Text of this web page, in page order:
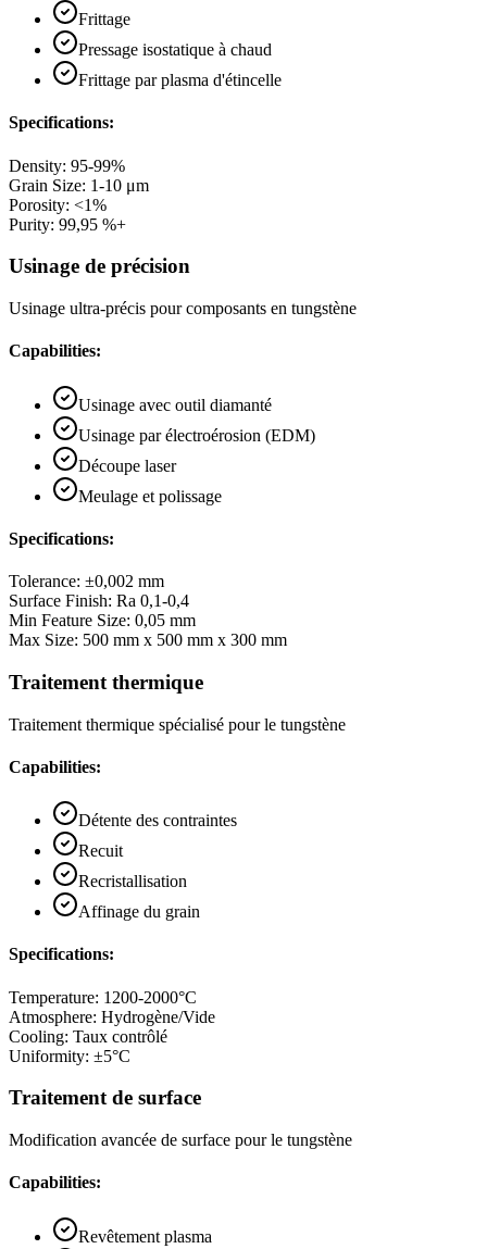
Frittage
Pressage isostatique à chaud
Frittage par plasma d'étincelle
Specifications:
Density: 95-99%
Grain Size: 1-10 μm
Porosity: <1%
Purity: 99,95 %+
Usinage de précision
Usinage ultra-précis pour composants en tungstène
Capabilities:
Usinage avec outil diamanté
Usinage par électroérosion (EDM)
Découpe laser
Meulage et polissage
Specifications:
Tolerance: ±0,002 mm
Surface Finish: Ra 0,1-0,4
Min Feature Size: 0,05 mm
Max Size: 500 mm x 500 mm x 300 mm
Traitement thermique
Traitement thermique spécialisé pour le tungstène
Capabilities:
Détente des contraintes
Recuit
Recristallisation
Affinage du grain
Specifications:
Temperature: 1200-2000°C
Atmosphere: Hydrogène/Vide
Cooling: Taux contrôlé
Uniformity: ±5°C
Traitement de surface
Modification avancée de surface pour le tungstène
Capabilities:
Revêtement plasma